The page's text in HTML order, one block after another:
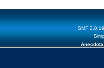
SMF 2.0.19
Anecdota